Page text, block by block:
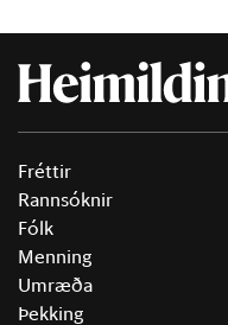
Fréttir
Rannsóknir
Fólk
Menning
Umræða
Þekking